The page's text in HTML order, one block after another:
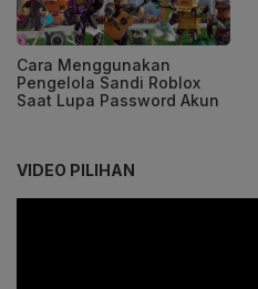
Cara Menggunakan
Pengelola Sandi Roblox
Saat Lupa Password Akun
VIDEO PILIHAN